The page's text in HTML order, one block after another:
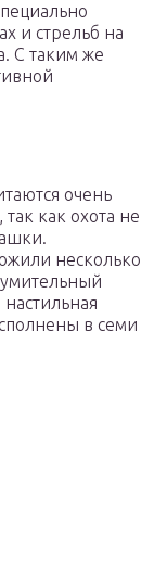
и стрельб на
С таким же
очень
как охота не
несколько
в семи